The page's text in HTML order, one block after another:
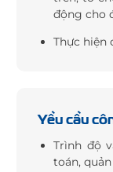
động cho
Thực hiện
Yều cầu
Trình độ
toán,